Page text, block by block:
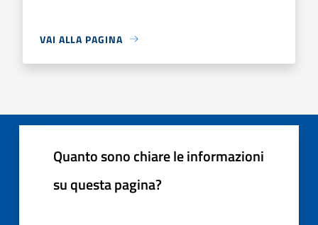
VAI ALLA PAGINA
Quanto sono chiare le informazioni
su questa pagina?